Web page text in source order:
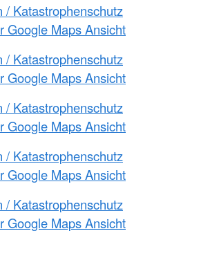
/ Katastrophenschutz
Google Maps Ansicht
/ Katastrophenschutz
Google Maps Ansicht
/ Katastrophenschutz
Google Maps Ansicht
/ Katastrophenschutz
Google Maps Ansicht
/ Katastrophenschutz
Google Maps Ansicht